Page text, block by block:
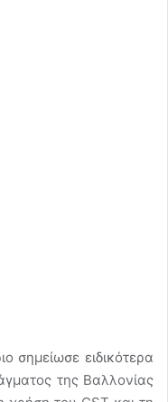
σημείωσε ειδικότερα
της Βαλλονίας